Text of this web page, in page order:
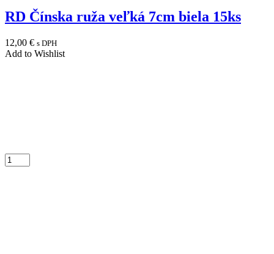
RD Čínska ruža veľká 7cm biela 15ks
12,00 € s DPH
Add to Wishlist